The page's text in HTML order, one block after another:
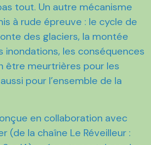
tout. Un autre mécanisme
à rude épreuve : le cycle de
des glaciers, la montée
inondations, les conséquences
être meurtrières pour les
pour l’ensemble de la
en collaboration avec
(de la chaîne Le Réveilleur :